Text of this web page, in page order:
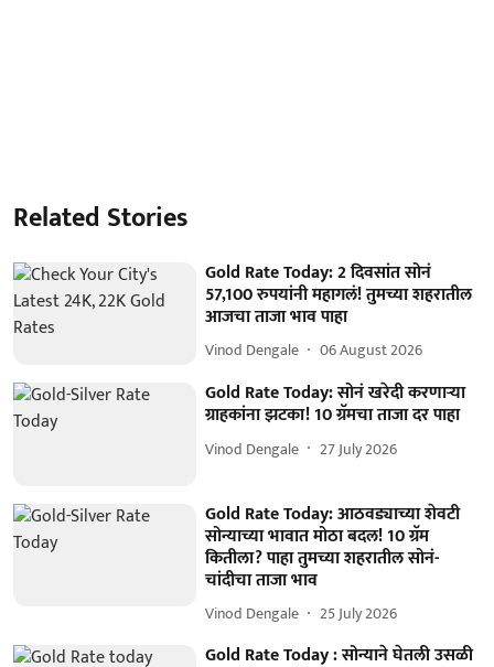
Related Stories
Gold Rate Today: 2 दिवसांत सोनं
57,100 रुपयांनी महागलं! तुमच्या शहरातील
आजचा ताजा भाव पाहा
Vinod Dengale 06 August 2026
Gold Rate Today: सोनं खरेदी करणाऱ्या
ग्राहकांना झटका! 10 ग्रॅमचा ताजा दर पाहा
Vinod Dengale 27 July 2026
Gold Rate Today: आठवड्याच्या शेवटी
सोन्याच्या भावात मोठा बदल! 10 ग्रॅम
कितीला? पाहा तुमच्या शहरातील सोनं-
चांदीचा ताजा भाव
Vinod Dengale 25 July 2026
Gold Rate Today : सोन्याने घेतली उसळी